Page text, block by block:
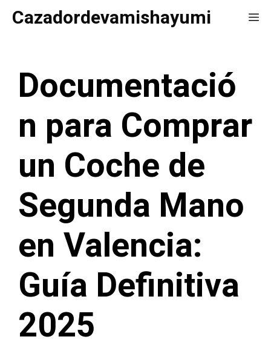
SaltarCazadordevamishayumi
Documentació
n para Comprar
un Coche de
Segunda Mano
en Valencia:
Guía Definitiva
2025